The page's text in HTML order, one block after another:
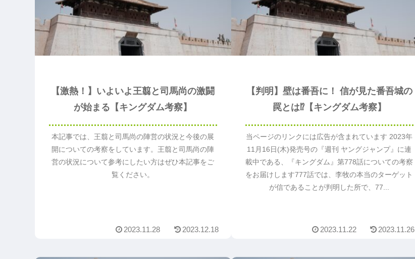
【激熱！】いよいよ王翦と司馬尚の激闘
が始まる【キングダム考察】
本記事では、王翦と司馬尚の陣営の状況と今後の展
開についての考察をしています。王翦と司馬尚の陣
営の状況について参考にしたい方はぜひ本記事をご
覧ください。
2023.11.28 2023.12.18
【判明】壁は番吾に！ 信が見た番吾城の
罠とは⁉【キングダム考察】
当ページのリンクには広告が含まれています 2023年
11月16日(木)発売号の『週刊 ヤングジャンプ』に連
載中である、『キングダム』第778話についての考察
をお届けします777話では、李牧の本当のターゲット
が信であることが判明した所で、77...
2023.11.22 2023.11.26